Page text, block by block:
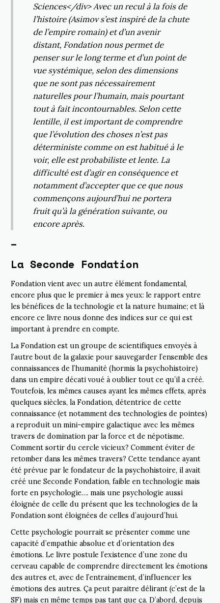
Sciences</div> Avec un recul à la fois de
l’histoire (Asimov s’est inspiré de la chute
de l’empire romain) et d’un avenir
distant, Fondation nous permet de
penser sur le long terme et d’un point de
vue systémique, selon des dimensions
que ne sont pas nécessairement
naturelles pour l’humain, mais pourtant
tout à fait incontournables. Selon cette
lentille, il est important de comprendre
que l’évolution des choses n’est pas
déterministe comme on est habitué à le
voir, elle est probabiliste et lente. La
difficulté est d’agir en conséquence et
notamment d’accepter que ce que nous
commençons aujourd’hui ne portera
fruit qu’à la génération suivante, ou
encore après.
–
La Seconde Fondation
Fondation vient avec un autre élément fondamental,
encore plus que le premier à mes yeux: le rapport entre
les bénéfices de la technologie et la nature humaine; et là
encore ce livre nous donne des indices sur ce qui est
important à prendre en compte.
La Fondation est un groupe de scientifiques envoyés à
l’autre bout de la galaxie pour sauvegarder l’ensemble des
connaissances de l’humanité (hormis la psychohistoire)
dans un empire décati voué à oublier tout ce qu’il a créé.
Toutefois, les mêmes causes ayant les mêmes effets, après
quelques siècles, la Fondation, détentrice de cette
connaissance (et notamment des technologies de pointes)
a reproduit un mini-empire galactique avec les mêmes
travers de domination par la force et de népotisme.
Comment sortir du cercle vicieux? Comment éviter de
retomber dans les mêmes travers? Cette tendance ayant
été prévue par le fondateur de la psychohistoire, il avait
créé une Seconde Fondation, faible en technologie mais
forte en psychologie…. mais une psychologie aussi
éloignée de celle du présent que les technologies de la
Fondation sont éloignées de celles d’aujourd’hui.
Cette psychologie pourrait se présenter comme une
capacité d’empathie absolue et d’orientation des
émotions. Le livre postule l’existence d’une zone du
cerveau capable de comprendre directement les émotions
des autres et, avec de l’entrainement, d’influencer les
émotions des autres. Ça peut paraitre délirant (c’est de la
SF) mais en même temps pas tant que ça. D’abord, depuis